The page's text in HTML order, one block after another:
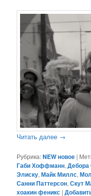
Читать далее →
Рубрика:NEW новое |
Габи Хоффманн,
Элиску,Майк Миллс,
Санни Паттерсон,Скут
хоакин феникс |